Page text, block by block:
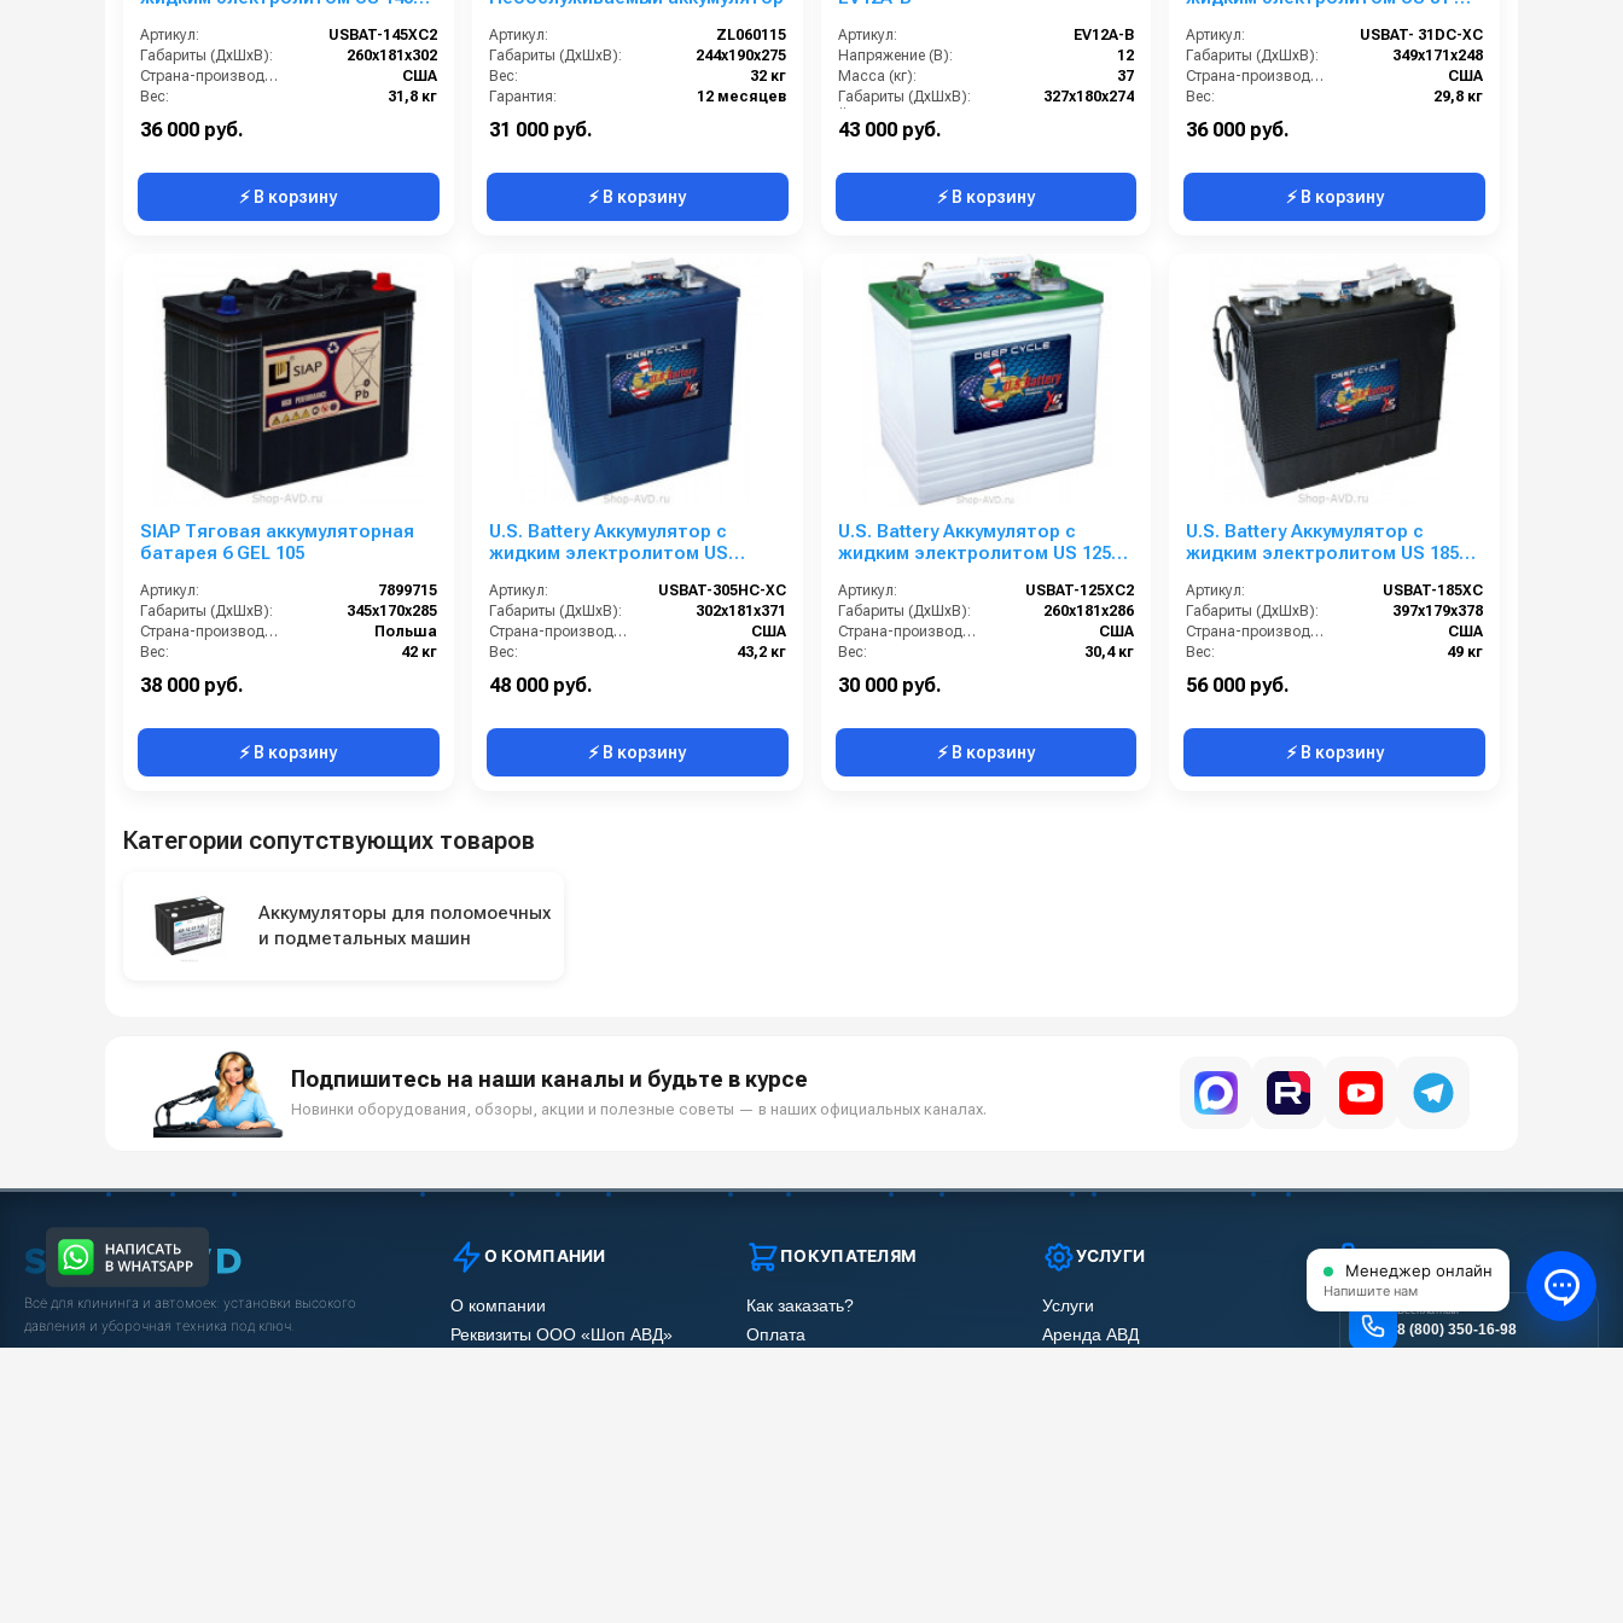
Артикул:
USBAT-145XC2
Габариты (ДхШхВ):
260x181x302
Страна-производитель:
США
Вес:
31,8 кг
36 000 руб.
⚡ В корзину
Артикул:
ZL060115
Габариты (ДхШхВ):
244х190х275
Вес:
32 кг
Гарантия:
12 месяцев
31 000 руб.
⚡ В корзину
Артикул:
EV12A-B
Напряжение (В):
12
Масса (кг):
37
Габариты (ДхШхВ):
327x180x274
43 000 руб.
⚡ В корзину
Артикул:
USBAT- 31DC-XC
Габариты (ДхШхВ):
349х171х248
Страна-производитель:
США
Вес:
29,8 кг
36 000 руб.
⚡ В корзину
SIAP Тяговая аккумуляторная
батарея 6 GEL 105
Артикул:
7899715
Габариты (ДхШхВ):
345x170x285
Страна-производитель:
Польша
Вес:
42 кг
38 000 руб.
⚡ В корзину
U.S. Battery Аккумулятор с
жидким электролитом US
Артикул:
USBAT-305HC-XC
Габариты (ДхШхВ):
302х181х371
Страна-производитель:
США
Вес:
43,2 кг
48 000 руб.
⚡ В корзину
U.S. Battery Аккумулятор с
жидким электролитом US 125
Артикул:
USBAT-125XC2
Габариты (ДхШхВ):
260x181x286
Страна-производитель:
США
Вес:
30,4 кг
30 000 руб.
⚡ В корзину
U.S. Battery Аккумулятор с
жидким электролитом US 185
Артикул:
USBAT-185XC
Габариты (ДхШхВ):
397x179x378
Страна-производитель:
США
Вес:
49 кг
56 000 руб.
⚡ В корзину
Категории сопутствующих товаров
Аккумуляторы для поломоечных
и подметальных машин
Подпишитесь на наши каналы и будьте в курсе
Новинки оборудования, обзоры, акции и полезные советы — в наших официальных каналах.
Всё для клининга и автомоек: установки высокого
давления и уборочная техника под ключ.
О КОМПАНИИ
О компании
Реквизиты ООО «Шоп АВД»
ПОКУПАТЕЛЯМ
Как заказать?
Оплата
УСЛУГИ
Услуги
Аренда АВД
Бесплатный
8 (800) 350-16-98
Менеджер онлайн
Напишите нам